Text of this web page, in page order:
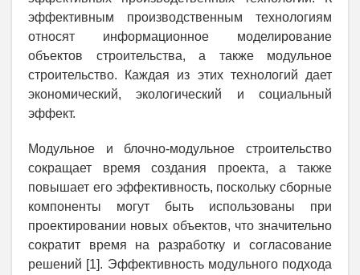
эффективным производственным технологиям
относят информационное моделирование
объектов строительства, а также модульное
строительство. Каждая из этих технологий дает
экономический, экологический и социальный
эффект.
Модульное и блочно-модульное строительство
сокращает время создания проекта, а также
повышает его эффективность, поскольку сборные
компоненты могут быть использованы при
проектировании новых объектов, что значительно
сократит время на разработку и согласование
решений [1]. Эффективность модульного подхода